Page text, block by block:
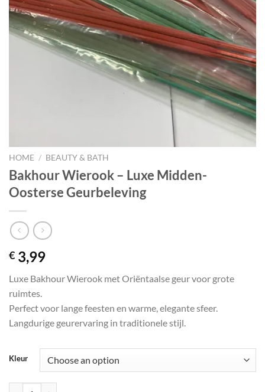
HOME / BEAUTY & BATH
Bakhour Wierook – Luxe Midden-
Oosterse Geurbeleving
€ 3,99
Luxe Bakhour Wierook met Oriëntaalse geur voor grote
ruimtes.
Perfect voor lange feesten en warme, elegante sfeer.
Langdurige geurervaring in traditionele stijl.
Kleur